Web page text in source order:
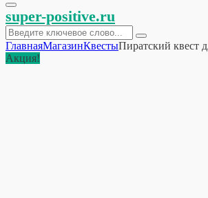
Основное
меню
super-positive.ru
Искать:
Поиск
ГлавнаяМагазинКвестыПиратский квест
Акция!